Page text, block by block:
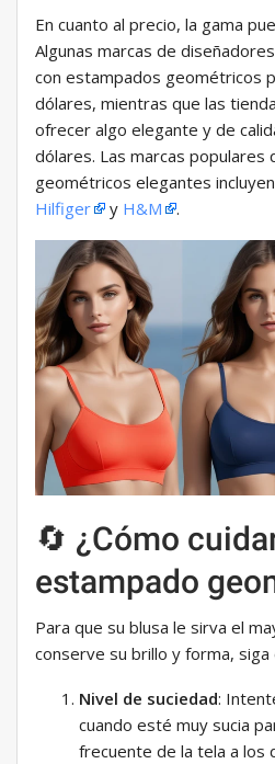
En cuanto al precio, la gama
Algunas marcas de
con estampados geométricos
dólares, mientras que las
ofrecer algo elegante y de
dólares. Las marcas populares
geométricos elegantes incluyen
Hilfiger
y H&M .
🔄 ¿Cómo
estampado
Para que su blusa le sirva el
conserve su brillo y forma,
Nivel de suciedad:
cuando esté muy sucia
frecuente de la tela a los